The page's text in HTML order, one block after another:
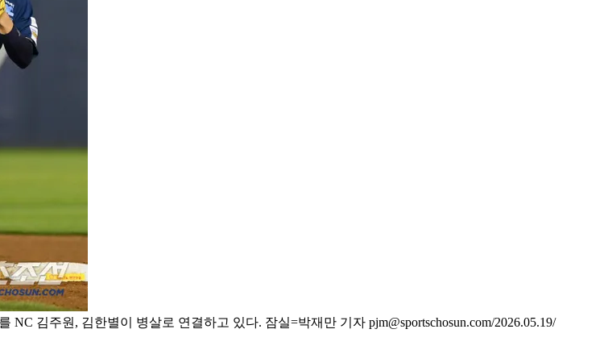
김주원, 김한별이 병살로 연결하고 있다. 잠실=박재만 기자 pjm@sportschosun.com/2026.05.19/